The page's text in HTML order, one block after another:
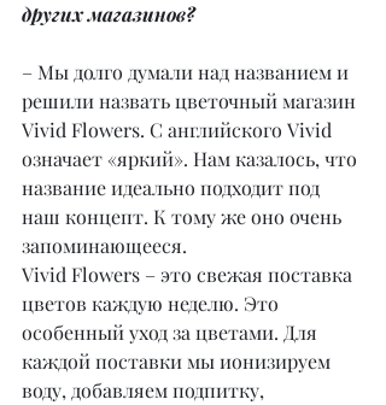
других магазинов?
– Мы долго думали над названием и
решили назвать цветочный магазин
Vivid Flowers. С английского Vivid
означает «яркий». Нам казалось, что
название идеально подходит под
наш концепт. К тому же оно очень
запоминающееся.
Vivid Flowers – это свежая поставка
цветов каждую неделю. Это
особенный уход за цветами. Для
каждой поставки мы ионизируем
воду, добавляем подпитку,